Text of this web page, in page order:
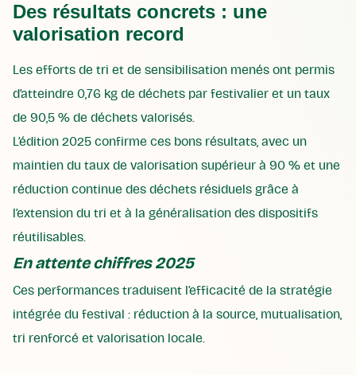
Des résultats concrets : une
valorisation record
Les efforts de tri et de sensibilisation menés ont permis
d’atteindre 0,76 kg de déchets par festivalier et un taux
de 90,5 % de déchets valorisés.
L’édition 2025 confirme ces bons résultats, avec un
maintien du taux de valorisation supérieur à 90 % et une
réduction continue des déchets résiduels grâce à
l’extension du tri et à la généralisation des dispositifs
réutilisables.
En attente chiffres 2025
Ces performances traduisent l’efficacité de la stratégie
intégrée du festival : réduction à la source, mutualisation,
tri renforcé et valorisation locale.